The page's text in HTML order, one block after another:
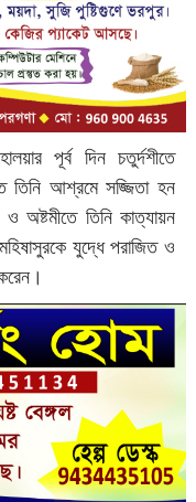
পূর্ব দিন চতুর্দশীতে
তিনি আশ্রমে সজ্জিতা হন
তিনি কাত্যায়ন
যুদ্ধে পরাজিত ও